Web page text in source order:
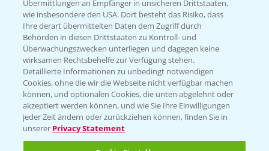
Folgen Sie uns
Übermittlungen an Empfänger in unsicheren Drittstaaten,
wie insbesondere den USA. Dort besteht das Risiko, dass
Ihre derart übermittelten Daten dem Zugriff durch
Behörden in diesen Drittstaaten zu Kontroll- und
Überwachungszwecken unterliegen und dagegen keine
wirksamen Rechtsbehelfe zur Verfügung stehen.
Detaillierte Informationen zu unbedingt notwendigen
Cookies, ohne die wir die Webseite nicht verfügbar machen
können, und optionalen Cookies, die unten abgelehnt oder
akzeptiert werden können, und wie Sie Ihre Einwilligungen
jeder Zeit ändern oder zurückziehen können, finden Sie in
unserer Privacy Statement